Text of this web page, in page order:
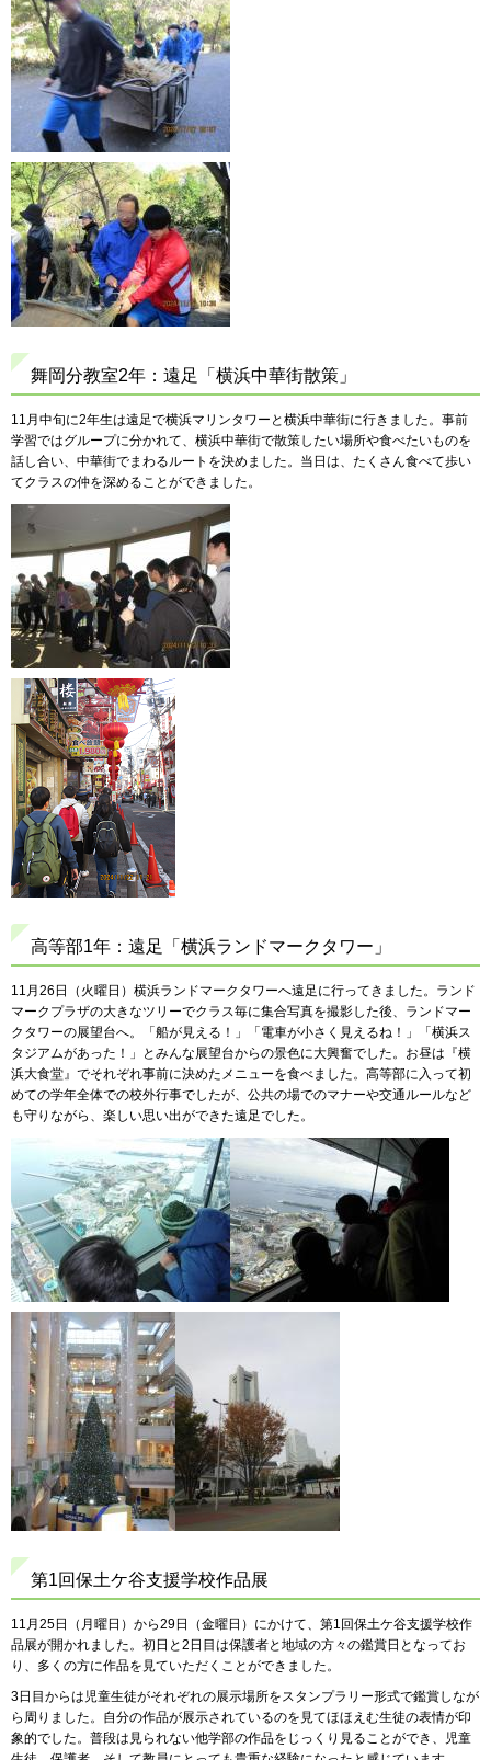
舞岡分教室2年：遠足「横浜中華街散策」
11月中旬に2年生は遠足で横浜マリンタワーと横浜中華街に行きました。事前
学習ではグループに分かれて、横浜中華街で散策したい場所や食べたいものを
話し合い、中華街でまわるルートを決めました。当日は、たくさん食べて歩い
てクラスの仲を深めることができました。
高等部1年：遠足「横浜ランドマークタワー」
11月26日（火曜日）横浜ランドマークタワーへ遠足に行ってきました。ランド
マークプラザの大きなツリーでクラス毎に集合写真を撮影した後、ランドマー
クタワーの展望台へ。「船が見える！」「電車が小さく見えるね！」「横浜ス
タジアムがあった！」とみんな展望台からの景色に大興奮でした。お昼は『横
浜大食堂』でそれぞれ事前に決めたメニューを食べました。高等部に入って初
めての学年全体での校外行事でしたが、公共の場でのマナーや交通ルールなど
も守りながら、楽しい思い出ができた遠足でした。
第1回保土ケ谷支援学校作品展
11月25日（月曜日）から29日（金曜日）にかけて、第1回保土ケ谷支援学校作
品展が開かれました。初日と2日目は保護者と地域の方々の鑑賞日となってお
り、多くの方に作品を見ていただくことができました。
3日目からは児童生徒がそれぞれの展示場所をスタンプラリー形式で鑑賞しなが
ら周りました。自分の作品が展示されているのを見てほほえむ生徒の表情が印
象的でした。普段は見られない他学部の作品をじっくり見ることができ、児童